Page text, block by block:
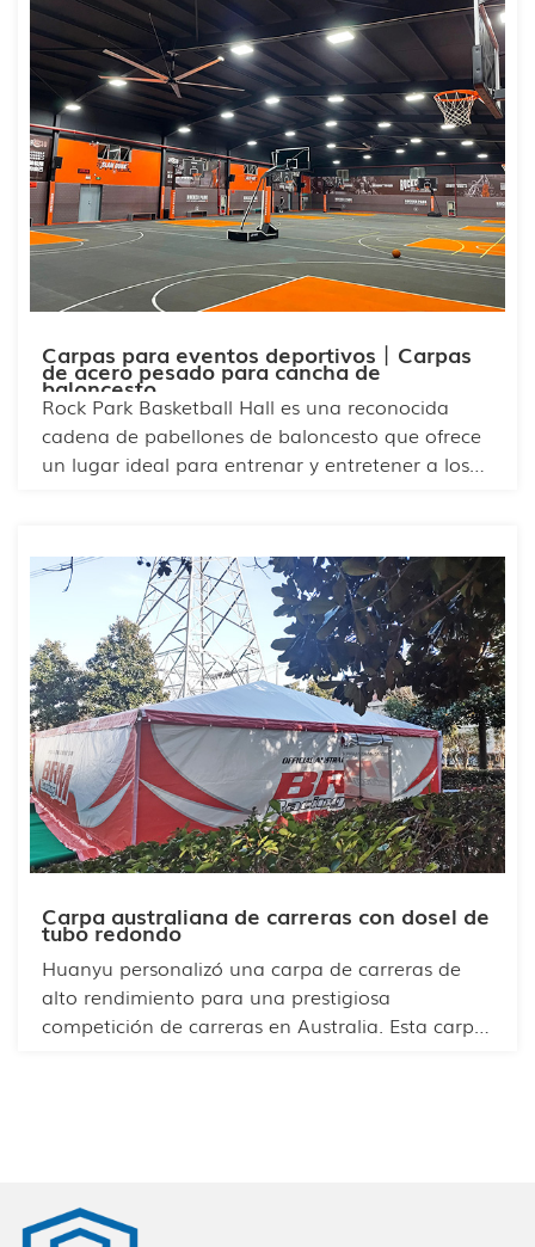
las carreras, sino que también se convierten en
una parte importante de la cultura de las
carreras de la Costa Oeste.
Carpas para eventos deportivos丨Carpas
de acero pesado para cancha de
baloncesto
Rock Park Basketball Hall es una reconocida
cadena de pabellones de baloncesto que ofrece
un lugar ideal para entrenar y entretener a los
caucho, bien ventiladas, cálidas en invierno y
frescas en verano, ideales para todo tipo de
deportes. La estructura de la carpa es robusta,
de diseño modular y con divisiones
transparentes.
Carpa australiana de carreras con dosel de
tubo redondo
Huanyu personalizó una carpa de carreras de
alto rendimiento para una prestigiosa
competición de carreras en Australia. Esta carpa
hospitalidad.